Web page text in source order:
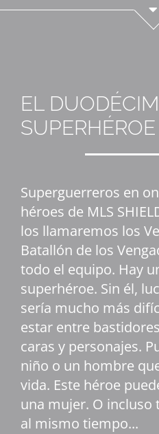
EL
Superguerreros en
héroes de MLS
los llamaremos los
Batallón de los
todo el equipo. Hay
superhéroe. Sin él,
sería mucho más
estar entre
caras y personajes.
niño o un hombre
vida. Este héroe
una mujer. O incluso
al mismo tiempo...